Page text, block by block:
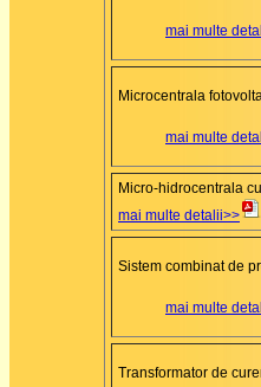
mai multe
Microcentrala
mai multe
Micro-hidrocentrala
mai multe detalii>>
Sistem combinat de
mai multe
Transformator de